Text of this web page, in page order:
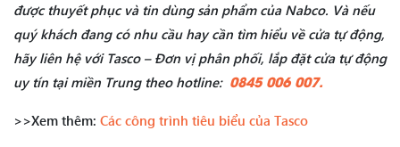
được thuyết phục và tin dùng sản phẩm của Nabco. Và nếu
quý khách đang có nhu cầu hay cần tìm hiểu về cửa tự động,
hãy liên hệ với Tasco – Đơn vị phân phối, lắp đặt cửa tự động
uy tín tại miền Trung theo hotline: 0845 006 007.
>>Xem thêm: Các công trình tiêu biểu của Tasco